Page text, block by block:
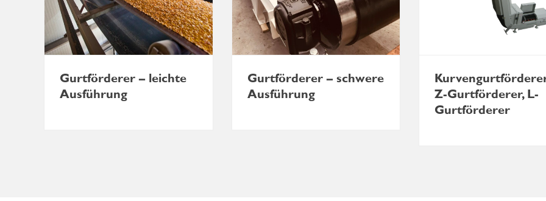
Gurtförderer – leichte
Ausführung
Gurtförderer – schwere
Ausführung
Z-Gurtförderer, L-
Gurtförderer